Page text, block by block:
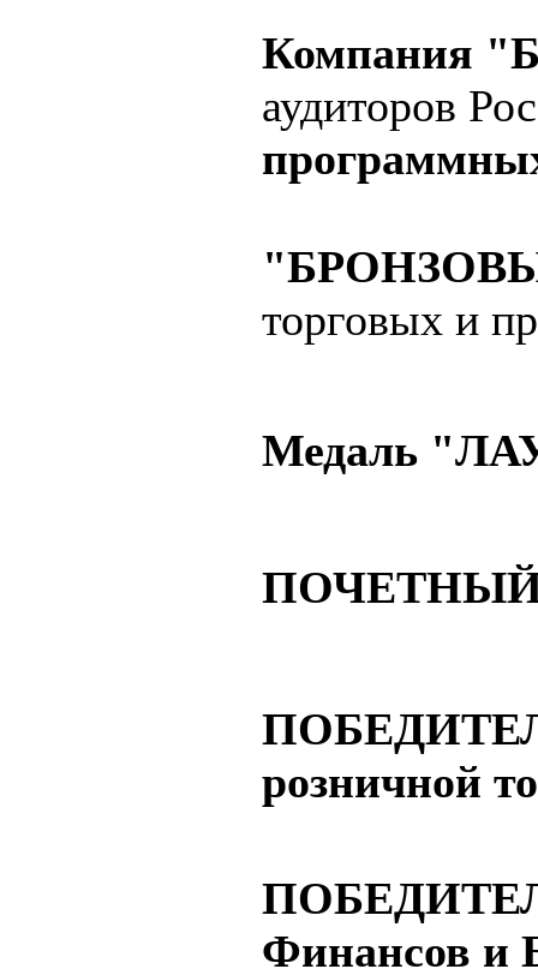
Компания
аудиторов
программных
торговых и
Медаль
розничной
ПОБЕДИТЕЛЬ
Финансов и